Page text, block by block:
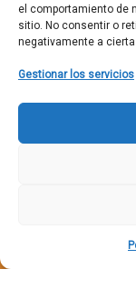
el comportamiento de
sitio. No consentir o
negativamente a
Gestionar los servicios
Buscar: